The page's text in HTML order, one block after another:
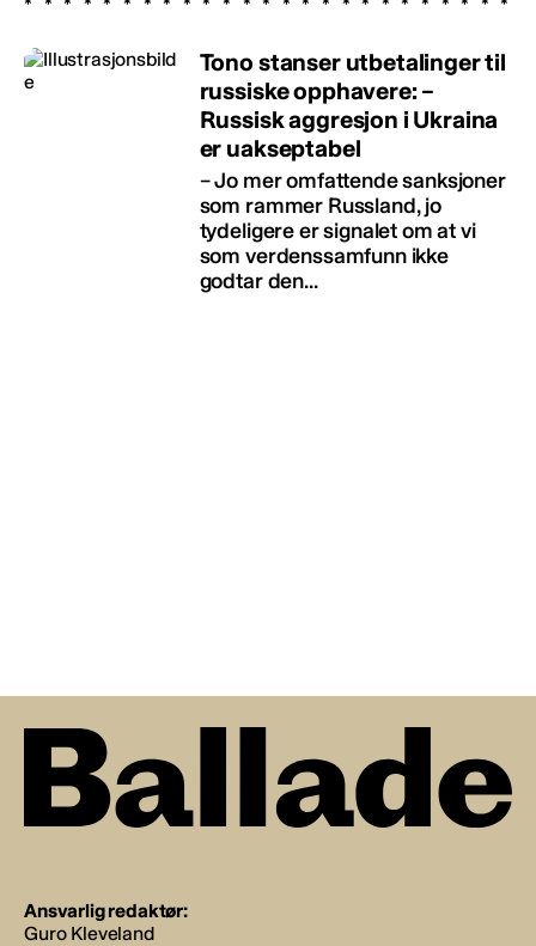
Tono stanser utbetalinger til
russiske opphavere: –
Russisk aggresjon i Ukraina
er uakseptabel
– Jo mer omfattende sanksjoner
som rammer Russland, jo
tydeligere er signalet om at vi
som verdenssamfunn ikke
godtar den...
Ansvarlig redaktør:
Guro Kleveland